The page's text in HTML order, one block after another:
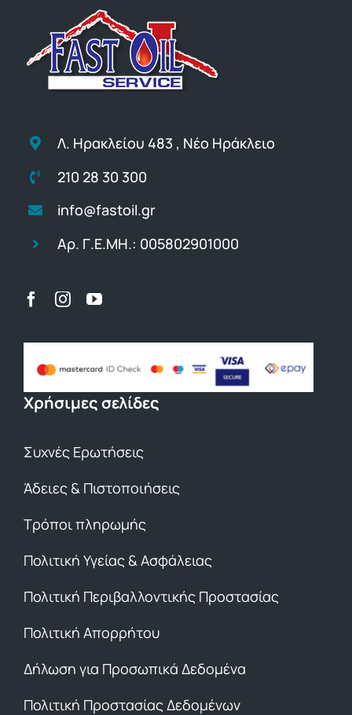
Λ. Ηρακλείου 483 , Νέο Ηράκλειο
210 28 30 300
info@fastoil.gr
Αρ. Γ.Ε.ΜΗ.: 005802901000
Χρήσιμες σελίδες
Συχνές Ερωτήσεις
Άδειες & Πιστοποιήσεις
Τρόποι πληρωμής
Πολιτική Υγείας & Ασφάλειας
Πολιτική Περιβαλλοντικής Προστασίας
Πολιτική Απορρήτου
Δήλωση για Προσωπικά Δεδομένα
Πολιτική Προστασίας Δεδομένων